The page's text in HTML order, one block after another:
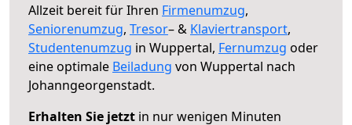
Allzeit bereit für Ihren Firmenumzug,
Seniorenumzug, Tresor– & Klaviertransport,
Studentenumzug in Wuppertal, Fernumzug oder
eine optimale Beiladung von Wuppertal nach
Johanngeorgenstadt.
Erhalten Sie jetzt in nur wenigen Minuten